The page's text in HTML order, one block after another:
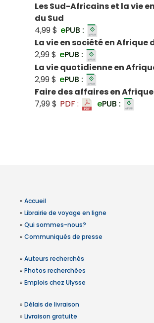
Les Sud-Africains et la vie
du Sud
4,99 $ ePUB :
La vie en société en Afrique
2,99 $ ePUB :
La vie quotidienne en
2,99 $ ePUB :
Faire des affaires en
7,99 $ PDF : ePUB :
» Accueil
» Librairie de voyage en ligne
» Qui sommes-nous?
» Communiqués de presse
» Auteurs recherchés
» Photos recherchées
» Emplois chez Ulysse
» Délais de livraison
» Livraison gratuite